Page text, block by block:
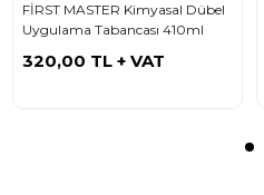
FİRST MASTER Kimyasal Dübel
Uygulama Tabancası 410ml
320,00 TL + VAT